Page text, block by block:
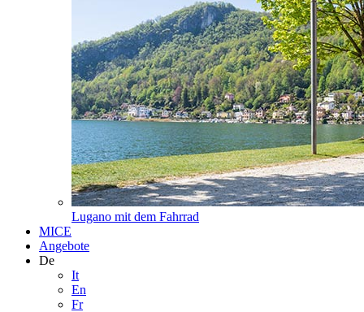
Lugano mit dem Fahrrad
MICE
Angebote
De
It
En
Fr